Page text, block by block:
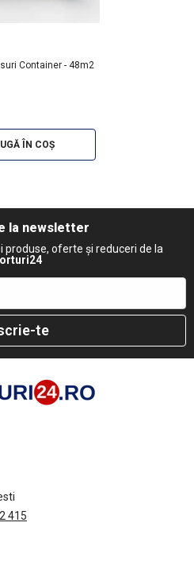
- 48m2
ÎN COȘ
la newsletter
produse, oferte și reduceri de la
te
415